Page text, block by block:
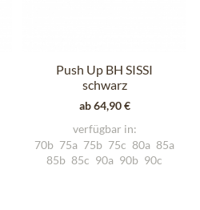
Push Up BH SISSI
schwarz
ab 64,90 €
verfügbar in:
70b 75a 75b 75c 80a 85a
85b 85c 90a 90b 90c